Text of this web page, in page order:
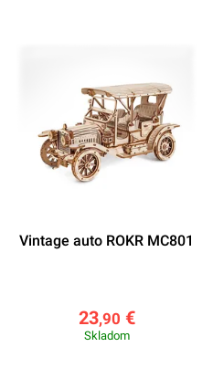
Vintage auto ROKR MC801
23,90 €
Skladom